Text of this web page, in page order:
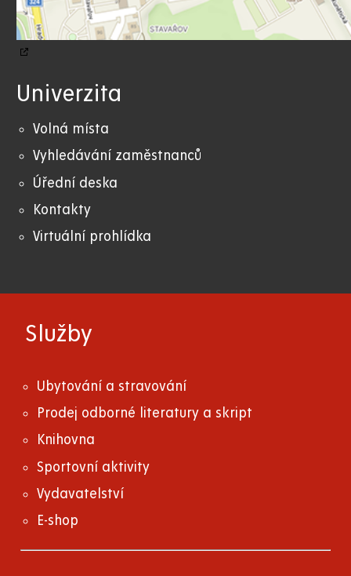
Univerzita
Volná místa
Vyhledávání zaměstnanců
Úřední deska
Kontakty
Virtuální prohlídka
Služby
Ubytování a stravování
Prodej odborné literatury a skript
Knihovna
Sportovní aktivity
Vydavatelství
E-shop